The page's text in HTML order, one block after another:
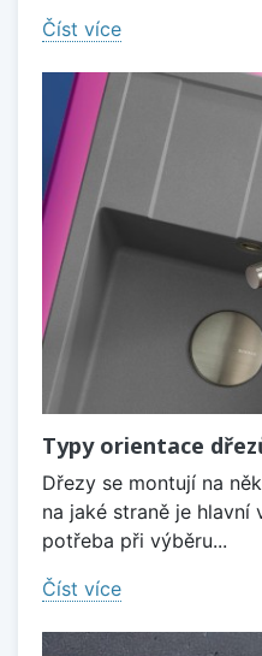
Číst více
Typy orientace
Dřezy se montují na
na jaké straně je hlavní
potřeba při výběru...
Číst více